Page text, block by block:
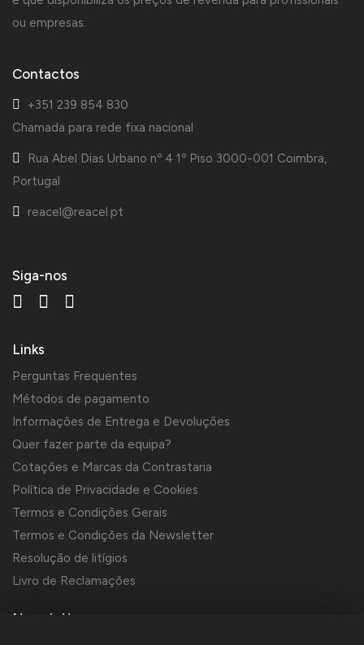
ou empresas.
Contactos
+351 239 854 830
Chamada para rede fixa nacional
Rua Abel Dias Urbano nº 4 1º Piso 3000-001 Coimbra,
Portugal
reacel@reacel.pt
Siga-nos
Links
Perguntas Frequentes
Métodos de pagamento
Informações de Entrega e Devoluções
Quer fazer parte da equipa?
Cotações e Marcas da Contrastaria
Política de Privacidade e Cookies
Termos e Condições Gerais
Termos e Condições da Newsletter
Resolução de litígios
Livro de Reclamações
Newsletter